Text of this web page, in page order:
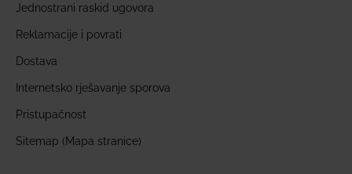
Jednostrani raskid ugovora
Reklamacije i povrati
Dostava
Internetsko rješavanje sporova
Pristupačnost
Sitemap (Mapa stranice)